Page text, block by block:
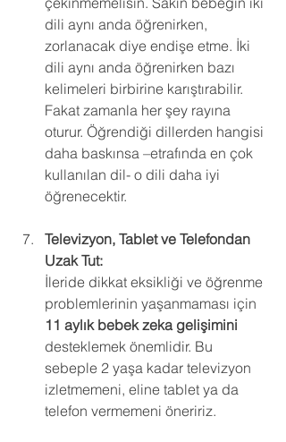
dili aynı anda öğrenirken,
zorlanacak diye endişe etme. İki
dili aynı anda öğrenirken bazı
kelimeleri birbirine karıştırabilir.
Fakat zamanla her şey rayına
oturur. Öğrendiği dillerden hangisi
daha baskınsa –etrafında en çok
kullanılan dil- o dili daha iyi
öğrenecektir.
Televizyon, Tablet ve Telefondan
Uzak Tut:
İleride dikkat eksikliği ve öğrenme
problemlerinin yaşanmaması için
11 aylık bebek zeka gelişimini
desteklemek önemlidir. Bu
sebeple 2 yaşa kadar televizyon
izletmemeni, eline tablet ya da
telefon vermemeni öneririz.